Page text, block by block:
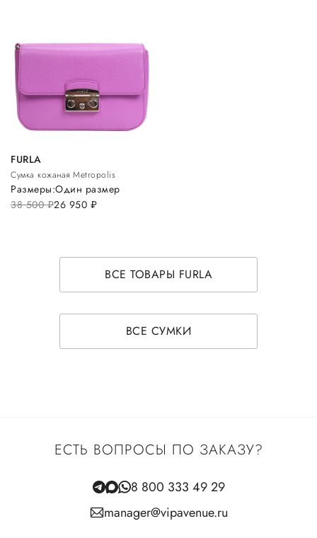
FURLA
Сумка кожаная Metropolis
38 500руб.26 950 руб.
Размеры:Один размер
ВСЕ ТОВАРЫ FURLA
ВСЕ СУМКИ
ЕСТЬ ВОПРОСЫ ПО ЗАКАЗУ?
8 800 333 49 29
manager@vipavenue.ru